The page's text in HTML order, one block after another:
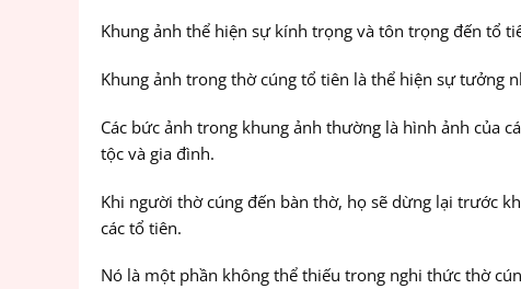
Khung ảnh thể hiện sự kính trọng và tôn trọng đến tổ
Khung ảnh trong thờ cúng tổ tiên là thể hiện sự tưởng
Các bức ảnh trong khung ảnh thường là hình ảnh của
tộc và gia đình.
Khi người thờ cúng đến bàn thờ, họ sẽ dừng lại trước
các tổ tiên.
Nó là một phần không thể thiếu trong nghi thức thờ